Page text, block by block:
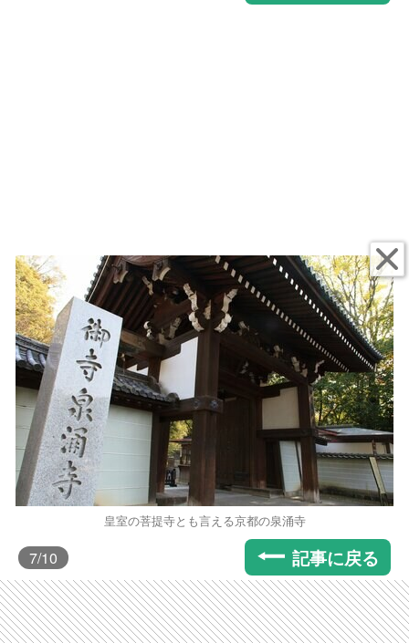
皇室の菩提寺とも言える京都の泉涌寺
7/10 記事に戻る